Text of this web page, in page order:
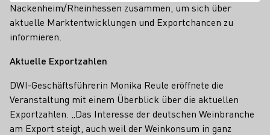
Nackenheim/Rheinhessen zusammen, um sich über
aktuelle Marktentwicklungen und Exportchancen zu
informieren.
Aktuelle Exportzahlen
DWI-Geschäftsführerin Monika Reule eröffnete die
Veranstaltung mit einem Überblick über die aktuellen
Exportzahlen. „Das Interesse der deutschen Weinbranche
am Export steigt, auch weil der Weinkonsum in ganz